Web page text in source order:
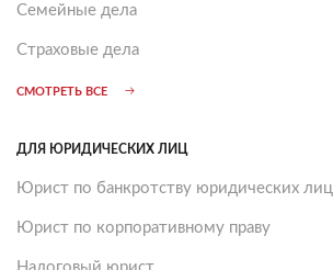
Семейные дела
Страховые дела
СМОТРЕТЬ ВСЕ
ДЛЯ ЮРИДИЧЕСКИХ ЛИЦ
Юрист по банкротству юридических лиц
Юрист по корпоративному праву